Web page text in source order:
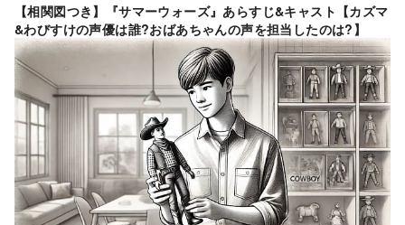
【相関図つき】『サマーウォーズ』あらすじ&キャスト【カズマ
&わびすけの声優は誰?おばあちゃんの声を担当したのは?】